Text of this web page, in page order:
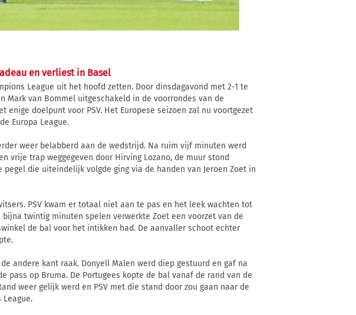
en verliest in Basel
League uit het hoofd zetten. Door dinsdagavond met 2-1 te
Mark van Bommel uitgeschakeld in de voorrondes van de
enige doelpunt voor PSV. Het Europese seizoen zal nu voortgezet
Europa League.
weer belabberd aan de wedstrijd. Na ruim vijf minuten werd
vrije trap weggegeven door Hirving Lozano, de muur stond
die uiteindelijk volgde ging via de handen van Jeroen Zoet in
PSV kwam er totaal niet aan te pas en het leek wachten tot
bijna twintig minuten spelen verwerkte Zoet een voorzet van de
de bal voor het intikken had. De aanvaller schoot echter
andere kant raak. Donyell Malen werd diep gestuurd en gaf na
pass op Bruma. De Portugees kopte de bal vanaf de rand van de
weer gelijk werd en PSV met die stand door zou gaan naar de
League.